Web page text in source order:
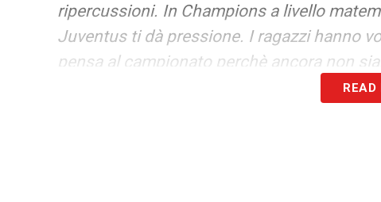
ripercussioni. In Champions a livello
Juventus ti dà pressione. I ragazzi hanno
pensa al campionato perchè ancora non
«Quando
READ